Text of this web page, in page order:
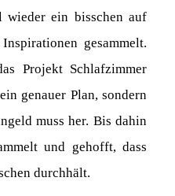
ein bisschen auf
gesammelt.
Projekt Schlafzimmer
genauer Plan, sondern
muss her. Bis dahin
und gehofft, dass
durchhält.